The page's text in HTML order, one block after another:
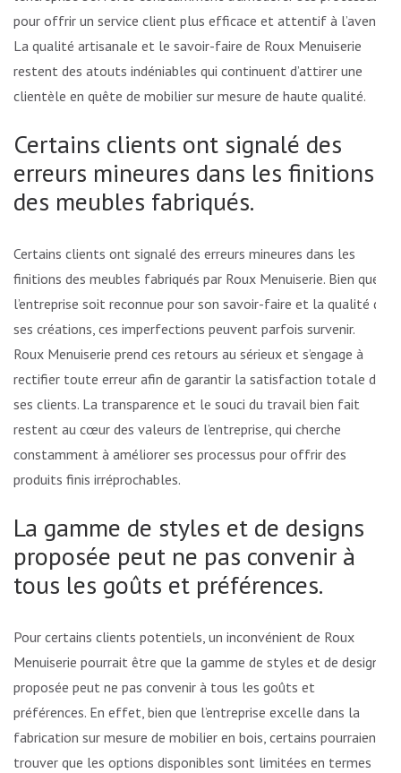
pour offrir un service client plus efficace et attentif à l’avenir.
La qualité artisanale et le savoir-faire de Roux Menuiserie
restent des atouts indéniables qui continuent d’attirer une
clientèle en quête de mobilier sur mesure de haute qualité.
Certains clients ont signalé des
erreurs mineures dans les finitions
des meubles fabriqués.
Certains clients ont signalé des erreurs mineures dans les
finitions des meubles fabriqués par Roux Menuiserie. Bien que
l’entreprise soit reconnue pour son savoir-faire et la qualité de
ses créations, ces imperfections peuvent parfois survenir.
Roux Menuiserie prend ces retours au sérieux et s’engage à
rectifier toute erreur afin de garantir la satisfaction totale de
ses clients. La transparence et le souci du travail bien fait
restent au cœur des valeurs de l’entreprise, qui cherche
constamment à améliorer ses processus pour offrir des
produits finis irréprochables.
La gamme de styles et de designs
proposée peut ne pas convenir à
tous les goûts et préférences.
Pour certains clients potentiels, un inconvénient de Roux
Menuiserie pourrait être que la gamme de styles et de designs
proposée peut ne pas convenir à tous les goûts et
préférences. En effet, bien que l’entreprise excelle dans la
fabrication sur mesure de mobilier en bois, certains pourraient
trouver que les options disponibles sont limitées en termes